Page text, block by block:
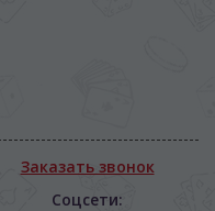
Заказать звонок
Соцсети: